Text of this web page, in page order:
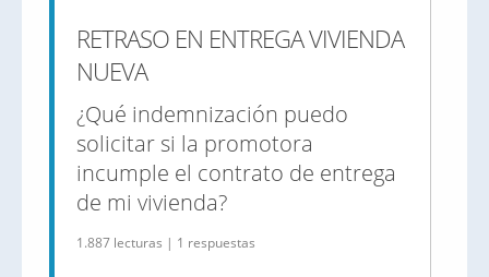
RETRASO EN ENTREGA VIVIENDA
NUEVA
¿Qué indemnización puedo
solicitar si la promotora
incumple el contrato de entrega
de mi vivienda?
1.887 lecturas | 1 respuestas